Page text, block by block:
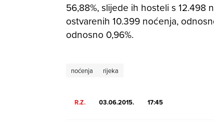
56,88%, slijede ih hosteli s 12.498
ostvarenih 10.399 noćenja,
odnosno 0,96%.
noćenja rijeka
R.Z. 03.06.2015. 17:45